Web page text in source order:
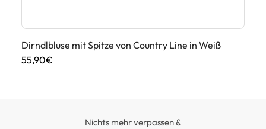
Dirndlbluse mit Spitze von Country Line in Weiß
55,90€
Nichts mehr verpassen &